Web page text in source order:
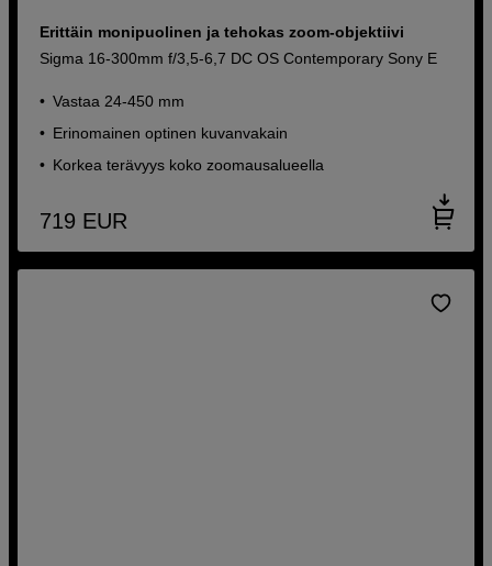
Erittäin monipuolinen ja tehokas zoom-objektiivi
Sigma 16-300mm f/3,5-6,7 DC OS Contemporary Sony E
Vastaa 24-450 mm
Erinomainen optinen kuvanvakain
Korkea terävyys koko zoomausalueella
719 EUR